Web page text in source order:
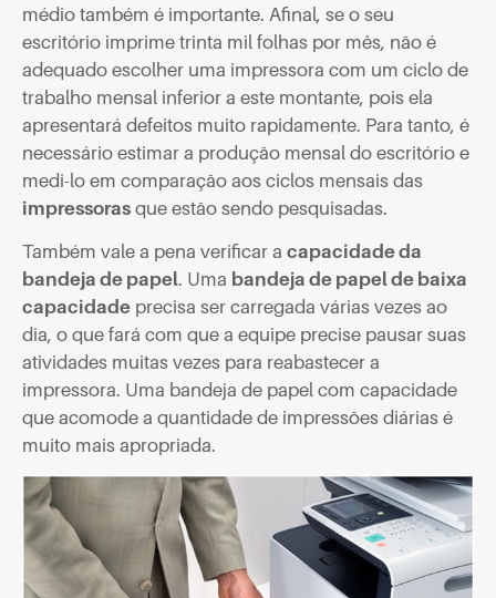
médio também é importante. Afinal, se o seu
escritório imprime trinta mil folhas por mês, não é
adequado escolher uma impressora com um ciclo de
trabalho mensal inferior a este montante, pois ela
apresentará defeitos muito rapidamente. Para tanto, é
necessário estimar a produção mensal do escritório e
medi-lo em comparação aos ciclos mensais das
impressoras que estão sendo pesquisadas.
Também vale a pena verificar a capacidade da
bandeja de papel. Uma bandeja de papel de baixa
capacidade precisa ser carregada várias vezes ao
dia, o que fará com que a equipe precise pausar suas
atividades muitas vezes para reabastecer a
impressora. Uma bandeja de papel com capacidade
que acomode a quantidade de impressões diárias é
muito mais apropriada.